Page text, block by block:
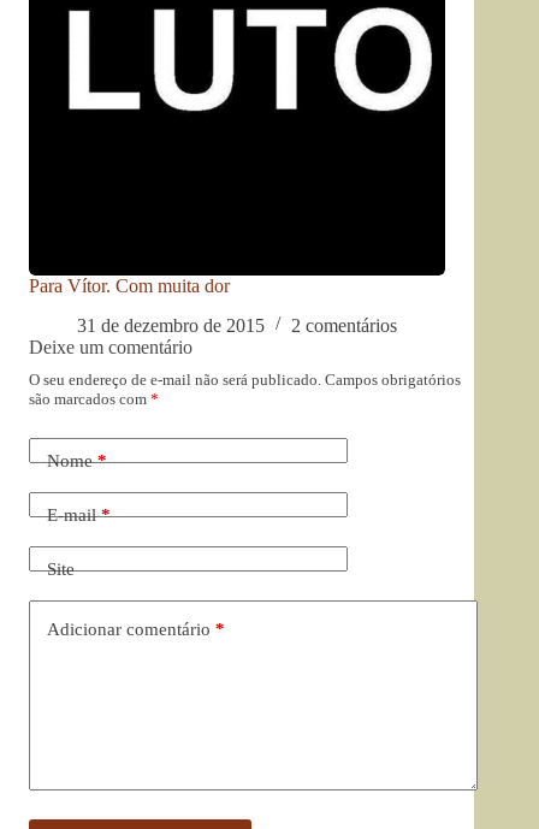
Para Vítor. Com muita dor
31 de dezembro de 2015
2 comentários
Deixe um comentário
O seu endereço de e-mail não será publicado. Campos obrigatórios
são marcados com *
Nome*
E-mail*
Site
Adicionar comentário *